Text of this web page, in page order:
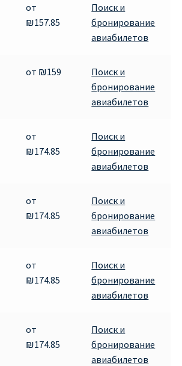
БАРСЕЛОНА
Каунаса
| ПОИСК ЛУЧШЕЙ ЦЕНЫ |
НА ЗАВТРА КУПИТЬ ОНЛАЙН
В БЕРЛИН
от
₪157.85
Поиск и
бронирование
авиабилетов
от ₪159
Поиск и
бронирование
авиабилетов
от
₪174.85
Поиск и
бронирование
авиабилетов
от
₪174.85
Поиск и
бронирование
авиабилетов
от
₪174.85
Поиск и
бронирование
авиабилетов
от
₪174.85
Поиск и
бронирование
авиабилетов